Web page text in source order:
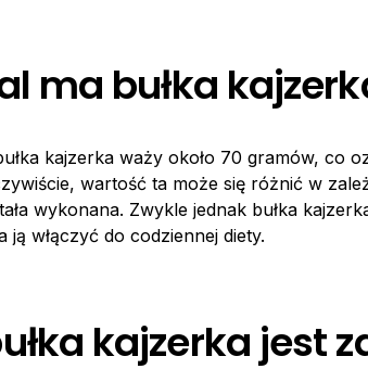
ma bułka
kajzerka waży około 70 gramów, co
wartość ta może się różnić w
wykonana. Zwykle jednak bułka
ją włączyć do codziennej diety.
kajzerka jest